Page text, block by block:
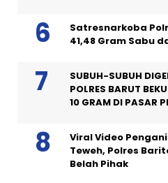
Satresnarkoba
41,48 Gram Sabu
SUBUH-SUBUH
POLRES BARUT
10 GRAM DI PASAR
Viral Video
Teweh, Polres
Belah Pihak